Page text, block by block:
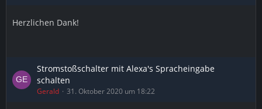
Herzlichen Dank!
Stromstoßschalter mit Alexa's Spracheingabe
schalten
Gerald 31. Oktober 2020 um 18:22